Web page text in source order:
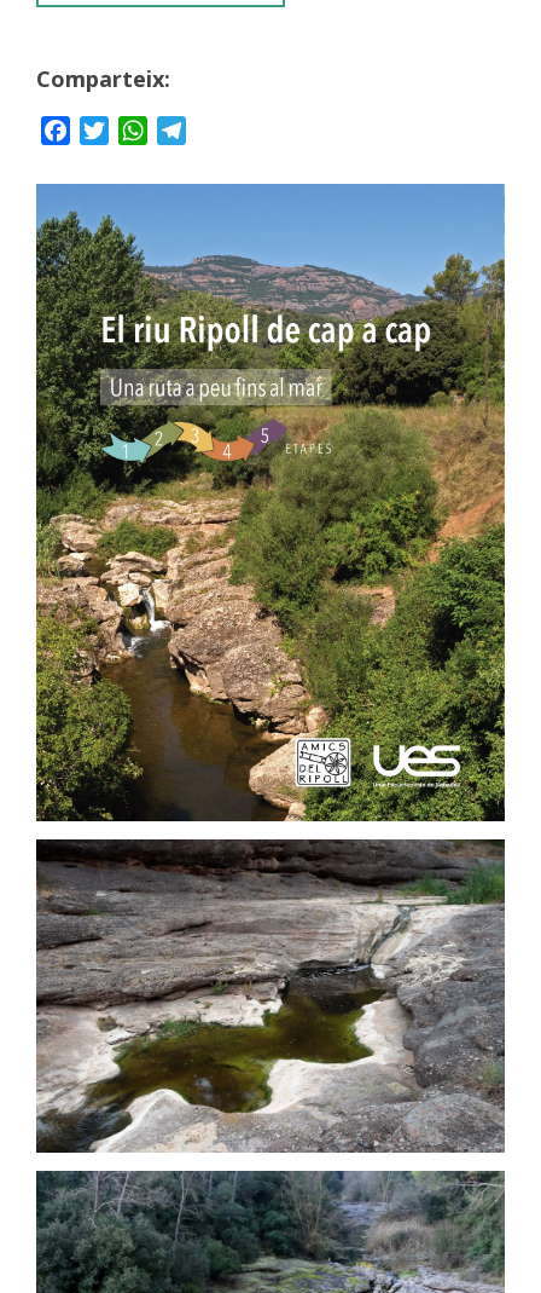
Comparteix:
FacebookTwitterWhatsApp